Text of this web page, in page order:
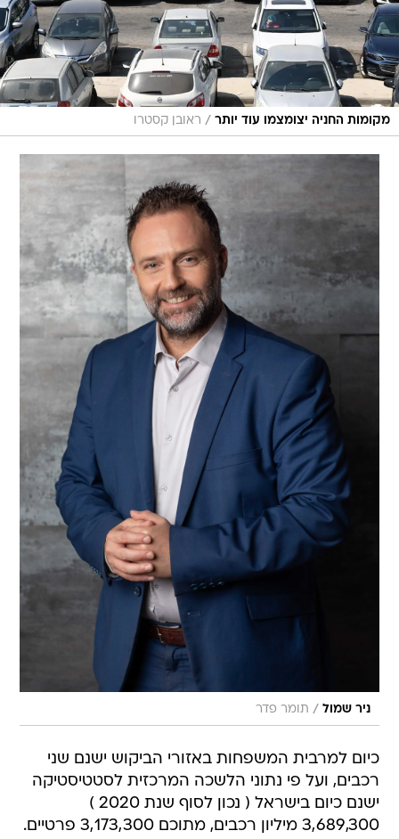
מקומות החניה יצומצמו עוד יותר / ראובן קסטרו
ניר שמול / תומר פדר
כיום למרבית המשפחות באזורי הביקוש ישנם שני
רכבים, ועל פי נתוני הלשכה המרכזית לסטטיסטיקה
ישנם כיום בישראל ( נכון לסוף שנת 2020 )
3,689,300 מיליון רכבים, מתוכם 3,173,300 פרטיים.